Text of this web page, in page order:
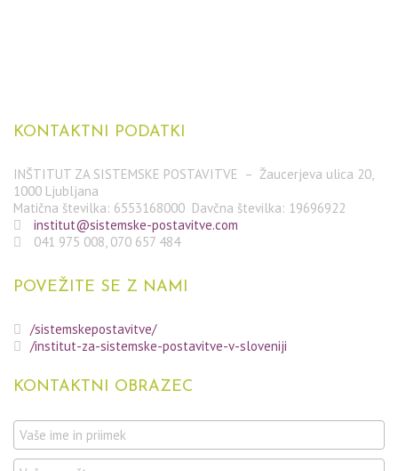
KONTAKTNI PODATKI
INŠTITUT ZA SISTEMSKE POSTAVITVE – Žaucerjeva ulica 20,
1000 Ljubljana
Matična številka: 6553168000 Davčna številka: 19696922
institut@sistemske-postavitve.com
041 975 008, 070 657 484
POVEŽITE SE Z NAMI
/sistemskepostavitve/
/institut-za-sistemske-postavitve-v-sloveniji
KONTAKTNI OBRAZEC